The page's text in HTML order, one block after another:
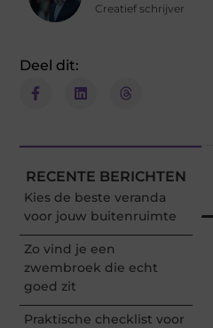
Creatief schrijver
Deel dit:
RECENTE BERICHTEN
Kies de beste veranda
voor jouw buitenruimte
Zo vind je een
zwembroek die echt
goed zit
Praktische checklist voor